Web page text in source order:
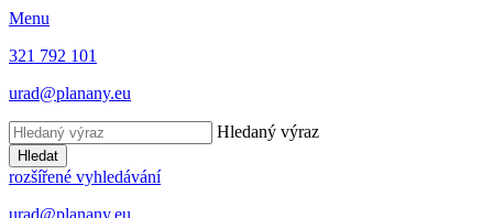
Menu
321 792 101
urad@planany.eu
Hledaný výraz
Hledat
rozšířené vyhledávání
urad@planany.eu